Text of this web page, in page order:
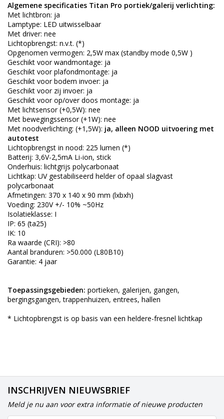
Algemene specificaties Titan Pro portiek/galerij verlichting:
Met lichtbron: ja
Lamptype: LED uitwisselbaar
Met driver: nee
Lichtopbrengst: n.v.t. (*)
Opgenomen vermogen: 2,5W max (standby mode 0,5W )
Geschikt voor wandmontage: ja
Geschikt voor plafondmontage: ja
Geschikt voor bodem invoer: ja
Geschikt voor zij invoer: ja
Geschikt voor op/over doos montage: ja
Met lichtsensor (+0,5W): nee
Met bewegingssensor (+1W): nee
Met noodverlichting: (+1,5W): ja, alleen NOOD uitvoering met
autotest
Lichtopbrengst in nood: 225 lumen (*)
Batterij: 3,6V-2,5mA Li-ion, stick
Onderhuis: lichtgrijs polycarbonaat
Lichtkap: UV gestabiliseerd helder of opaal slagvast
polycarbonaat
Afmetingen: 370 x 140 x 90 mm (lxbxh)
Voeding: 230V +/- 10% ~50Hz
Isolatieklasse: I
IP: 65 (ta25)
IK: 10
Ra waarde (CRI): >80
Aantal branduren: >50.000 (L80B10)
Garantie: 4 jaar
Toepassingsgebieden: portieken, galerijen, gangen,
bergingsgangen, trappenhuizen, entrees, hallen
* Lichtopbrengst is op basis van een heldere-fresnel lichtkap
INSCHRIJVEN NIEUWSBRIEF
Meld je nu aan voor extra informatie of nieuwe producten